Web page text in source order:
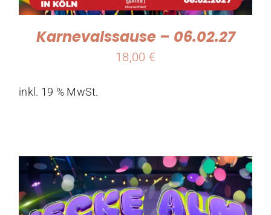
Karnevalssause – 06.02.27
18,00 €
inkl. 19 % MwSt.